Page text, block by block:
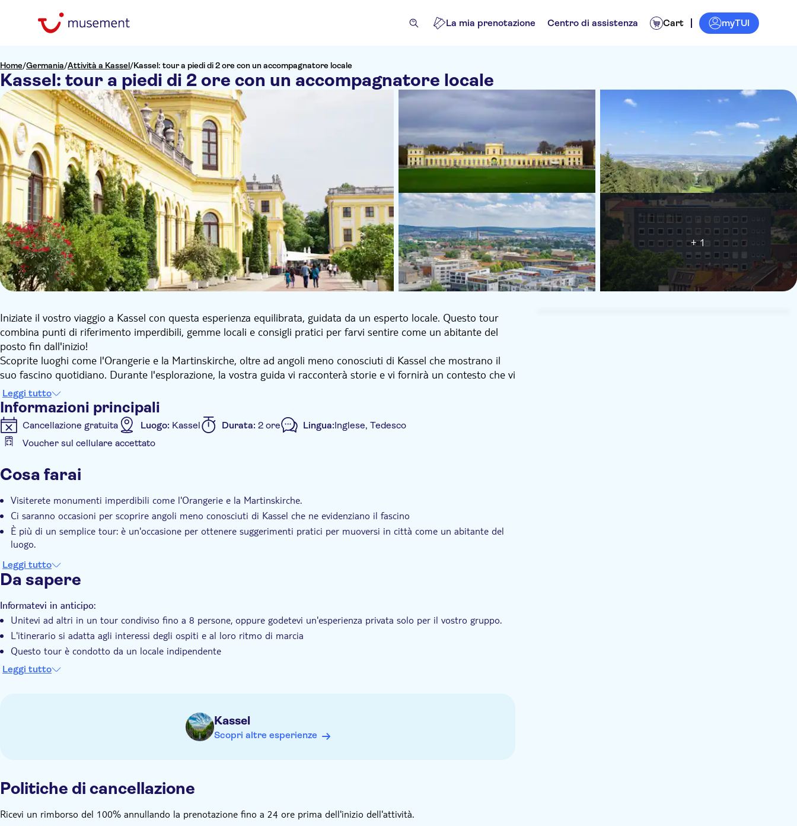
La mia prenotazione Centro di assistenza Cart myTUI
Home/Germania/Attività a Kassel/Kassel: tour a piedi di 2 ore con un accompagnatore locale
Kassel: tour a piedi di 2 ore con un accompagnatore locale
+ 1
Iniziate il vostro viaggio a Kassel con questa esperienza equilibrata, guidata da un esperto locale. Questo tour
combina punti di riferimento imperdibili, gemme locali e consigli pratici per farvi sentire come un abitante del
posto fin dall'inizio!
Scoprite luoghi come l'Orangerie e la Martinskirche, oltre ad angoli meno conosciuti di Kassel che mostrano il
suo fascino quotidiano. Durante l'esplorazione, la vostra guida vi racconterà storie e vi fornirà un contesto che vi
farà vivere la città.
Riceverete anche consigli da insider su dove cenare, rilassarvi e muovervi in città. Alla fine del tour, avrete una
conoscenza completa di Kassel, un punto di vista locale e suggerimenti pratici che vi aiuteranno ad attraversare
la città come un vero abitante del luogo.
Leggi tutto
Informazioni principali
Cancellazione gratuita Luogo: Kassel Durata: 2 ore Lingua:Inglese, Tedesco
Voucher sul cellulare accettato
Conferma istantanea
Cosa farai
Visiterete monumenti imperdibili come l'Orangerie e la Martinskirche.
Ci saranno occasioni per scoprire angoli meno conosciuti di Kassel che ne evidenziano il fascino
È più di un semplice tour: è un'occasione per ottenere suggerimenti pratici per muoversi in città come un abitante del
luogo.
Leggi tutto
Da sapere
Informatevi in anticipo:
Unitevi ad altri in un tour condiviso fino a 8 persone, oppure godetevi un'esperienza privata solo per il vostro gruppo.
L'itinerario si adatta agli interessi degli ospiti e al loro ritmo di marcia
Questo tour è condotto da un locale indipendente
Le tappe possono variare a seconda delle condizioni meteorologiche
Leggi tutto
Kassel
Scopri altre esperienze
Politiche di cancellazione
Ricevi un rimborso del 100% annullando la prenotazione fino a 24 ore prima dell'inizio dell'attività.